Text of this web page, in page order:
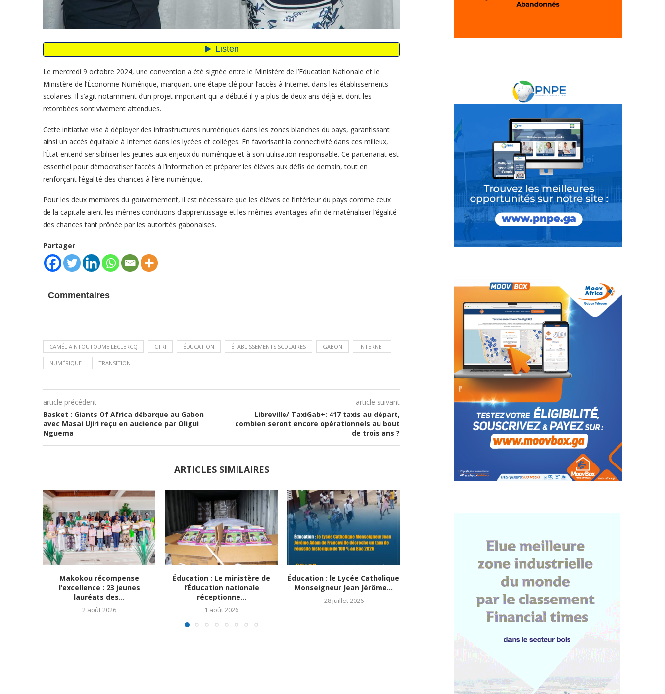
Le mercredi 9 octobre 2024, une convention a été signée entre le Ministère de l’Education Nationale et le
Ministère de l’Économie Numérique, marquant une étape clé pour l’accès à Internet dans les établissements
scolaires. Il s’agit notamment d’un projet important qui a débuté il y a plus de deux ans déjà et dont les
retombées sont vivement attendues.
Cette initiative vise à déployer des infrastructures numériques dans les zones blanches du pays, garantissant
ainsi un accès équitable à Internet dans les lycées et collèges. En favorisant la connectivité dans ces milieux,
l’État entend sensibiliser les jeunes aux enjeux du numérique et à son utilisation responsable. Ce partenariat est
essentiel pour démocratiser l’accès à l’information et préparer les élèves aux défis de demain, tout en
renforçant l’égalité des chances à l’ère numérique.
Pour les deux membres du gouvernement, il est nécessaire que les élèves de l’intérieur du pays comme ceux
de la capitale aient les mêmes conditions d’apprentissage et les mêmes avantages afin de matérialiser l’égalité
des chances tant prônée par les autorités gabonaises.
Partager
Commentaires
CAMÉLIA NTOUTOUME LECLERCQ CTRI ÉDUCATION ÉTABLISSEMENTS SCOLAIRES GABON INTERNET
NUMÉRIQUE TRANSITION
article précédent
Basket : Giants Of Africa débarque au Gabon
avec Masai Ujiri reçu en audience par Oligui
Nguema
article suivant
Libreville/ TaxiGab+: 417 taxis au départ,
combien seront encore opérationnels au bout
de trois ans ?
ARTICLES SIMILAIRES
Makokou récompense
l’excellence : 23 jeunes
lauréats des...
2 août 2026
Éducation : Le ministère de
l’Éducation nationale
réceptionne...
1 août 2026
Éducation : le Lycée Catholique
Monseigneur Jean Jérôme...
28 juillet 2026
infrastructures : À Libreville, le
centre...
27 juillet 2026
Le CES d’Onga accède au rang
27 juillet 2026